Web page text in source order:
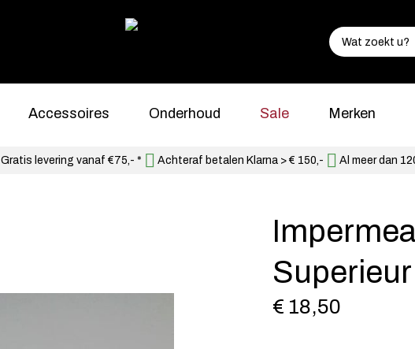
Accessoires Onderhoud Sale Merken
Gratis levering vanaf €75,- * Achteraf betalen Klarna > € 150,- Al meer dan
Superieur
€ 18,50